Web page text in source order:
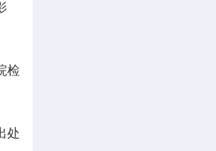
检
处